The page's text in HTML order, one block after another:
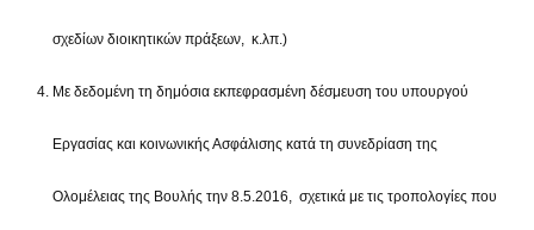
σχεδίων διοικητικών πράξεων, κ.λπ.)
Με δεδομένη τη δημόσια εκπεφρασμένη δέσμευση του υπουργού
Εργασίας και κοινωνικής Ασφάλισης κατά τη συνεδρίαση της
Ολομέλειας της Βουλής την 8.5.2016, σχετικά με τις τροπολογίες που